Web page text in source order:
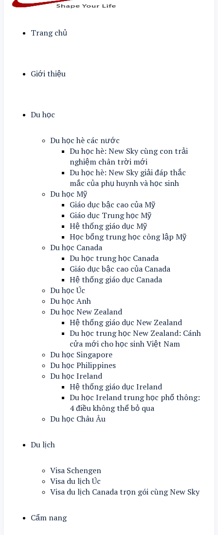
Trang chủ
Giới thiệu
Du học
Du học hè các nước
Du học hè: New Sky cùng con trải
nghiệm chân trời mới
Du học hè: New Sky giải đáp thắc
mắc của phụ huynh và học sinh
Du học Mỹ
Giáo dục bậc cao của Mỹ
Giáo dục Trung học Mỹ
Hệ thống giáo dục Mỹ
Học bổng trung học công lập Mỹ
Du học Canada
Du học trung học Canada
Giáo dục bậc cao của Canada
Hệ thống giáo dục Canada
Du học Úc
Du học Anh
Du học New Zealand
Hệ thống giáo dục New Zealand
Du học trung học New Zealand: Cánh
cửa mới cho học sinh Việt Nam
Du học Singapore
Du học Philippines
Du học Ireland
Hệ thống giáo dục Ireland
Du học Ireland trung học phổ thông:
4 điều không thể bỏ qua
Du học Châu Âu
Du lịch
Visa Schengen
Visa du lịch Úc
Visa du lịch Canada trọn gói cùng New Sky
Cẩm nang